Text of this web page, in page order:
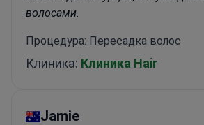
волосами.
Процедура: Пересадка волос
Клиника: Клиника Hair
Jamie